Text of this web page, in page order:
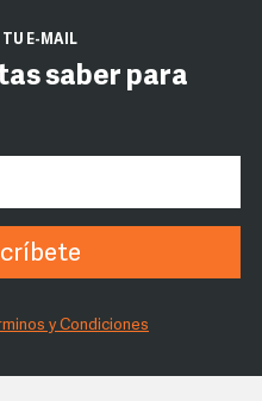
TU E-MAIL
saber para
y Condiciones